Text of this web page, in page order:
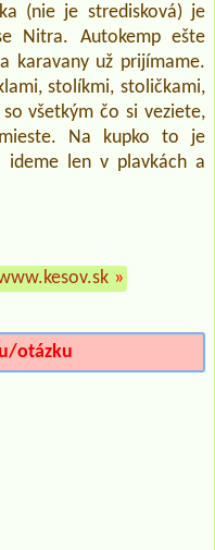
(nie je stredisková) je
Nitra. Autokemp ešte
karavany už prijímame.
stolíkmi, stoličkami,
všetkým čo si veziete,
Na kupko to je
ideme len v plavkách a
»
otázku